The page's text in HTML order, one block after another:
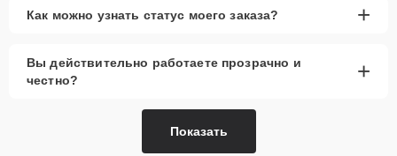
Как можно узнать статус моего заказа? +
Вы действительно работаете прозрачно и
честно?
+
Показать